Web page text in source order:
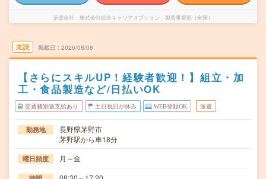
派遣会社 株式会社綜合キャリアオプション 製造事業部（全国）
未読 掲載日 2026/08/08
【さらにスキルUP！経験者歓迎！】組立・加
工・食品製造など/日払いOK
交通費別途支給あり 土日祝日が休み WEB登録OK 派遣
勤務地
長野県茅野市
茅野駅から車18分
曜日頻度 月～金